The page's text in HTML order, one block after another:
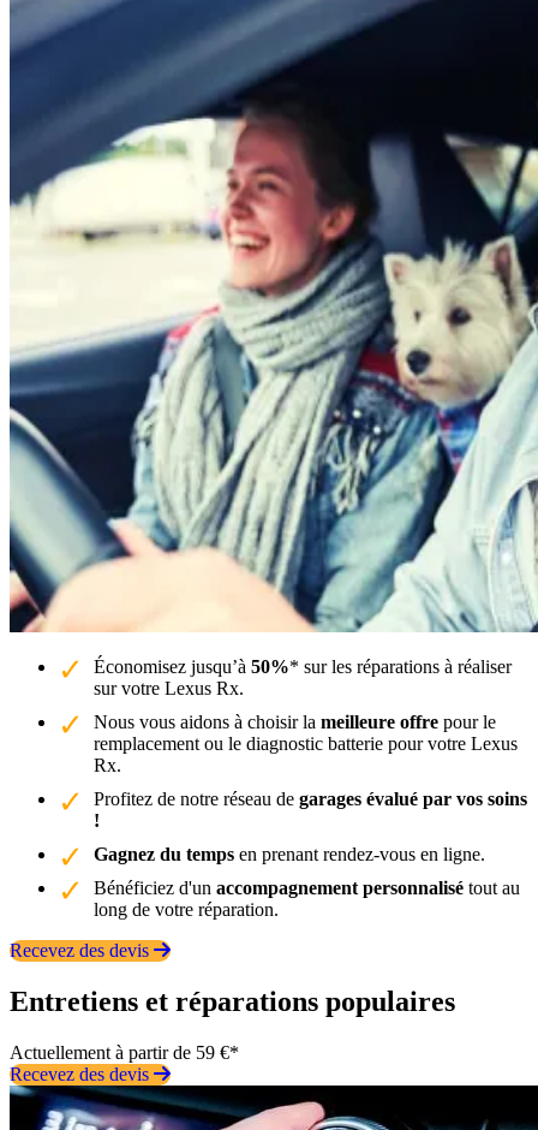
Économisez jusqu’à 50%* sur les réparations à réaliser
sur votre Lexus Rx.
Nous vous aidons à choisir la meilleure offre pour le
remplacement ou le diagnostic batterie pour votre Lexus
Rx.
Profitez de notre réseau de garages évalué par vos soins
!
Gagnez du temps en prenant rendez-vous en ligne.
Bénéficiez d'un accompagnement personnalisé tout au
long de votre réparation.
Recevez des devis
Entretiens et réparations populaires
Actuellement à partir de 59 €*
Recevez des devis